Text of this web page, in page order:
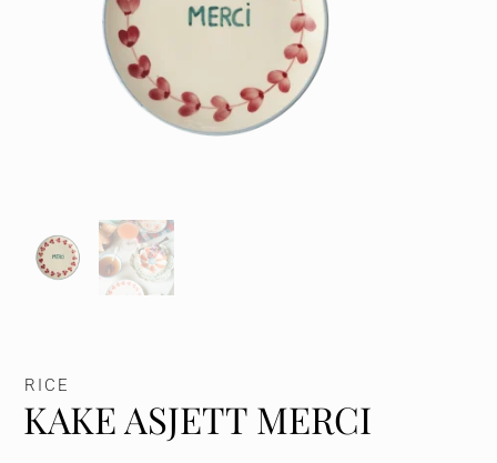
RICE
KAKE ASJETT MERCI